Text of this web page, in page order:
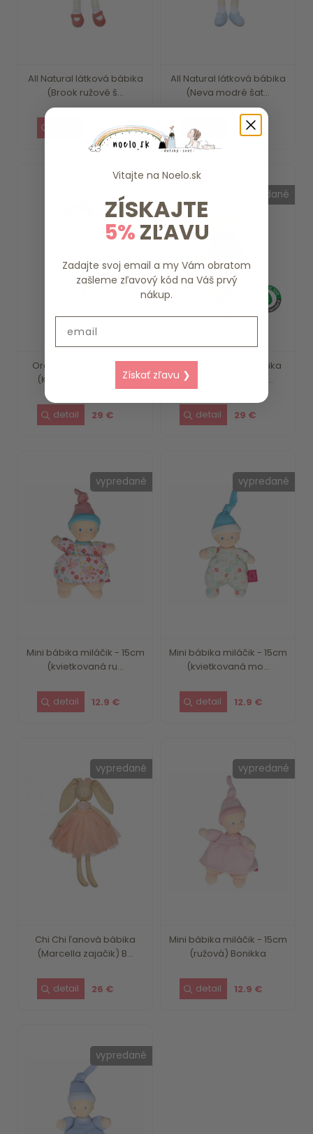
All Natural látková bábika
(Brook ružové š...
29 €
All Natural látková bábika
(Neva modré šat...
29 €
Organic látková bábika
(Kaia modré šaty) B...
29 €
vypredané
Organic látková bábika
(Aria tehlové šaty)...
29 €
vypredané
Mini bábika miláčik - 15cm
(kvietkovaná ru...
12.9 €
vypredané
Mini bábika miláčik - 15cm
(kvietkovaná mo...
12.9 €
vypredané
Chi Chi ľanová bábika
(Marcella zajačik) B...
26 €
vypredané
Mini bábika miláčik - 15cm
(ružová) Bonikka
12.9 €
vypredané
vypredané
Vitajte na Noelo.sk
ZÍSKAJTE
5%ZĽAVU
Zadajte svoj email a my Vám obratom
zašleme zľavový kód na Váš prvý
nákup.
Získať zľavu ❯